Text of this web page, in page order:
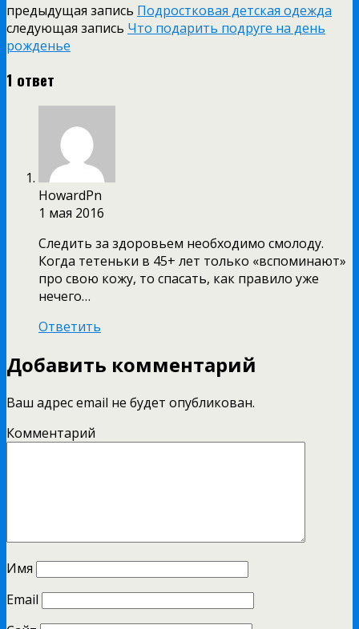
предыдущая запись Подростковая детская одежда
следующая запись Что подарить подруге на день
рожденье
1 ответ
HowardPn
1 мая 2016
Следить за здоровьем необходимо смолоду.
Когда тетеньки в 45+ лет только «вспоминают»
про свою кожу, то спасать, как правило уже
нечего…
Ответить
Добавить комментарий
Ваш адрес email не будет опубликован.
Комментарий
Имя
Email